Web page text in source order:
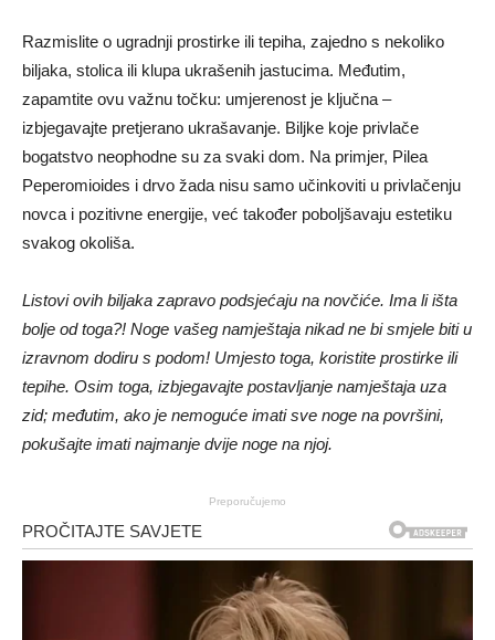
Razmislite o ugradnji prostirke ili tepiha, zajedno s nekoliko
biljaka, stolica ili klupa ukrašenih jastucima. Međutim,
zapamtite ovu važnu točku: umjerenost je ključna –
izbjegavajte pretjerano ukrašavanje. Biljke koje privlače
bogatstvo neophodne su za svaki dom. Na primjer, Pilea
Peperomioides i drvo žada nisu samo učinkoviti u privlačenju
novca i pozitivne energije, već također poboljšavaju estetiku
svakog okoliša.
Listovi ovih biljaka zapravo podsjećaju na novčiće. Ima li išta
bolje od toga?! Noge vašeg namještaja nikad ne bi smjele biti u
izravnom dodiru s podom! Umjesto toga, koristite prostirke ili
tepihe. Osim toga, izbjegavajte postavljanje namještaja uza
zid; međutim, ako je nemoguće imati sve noge na površini,
pokušajte imati najmanje dvije noge na njoj.
Preporučujemo